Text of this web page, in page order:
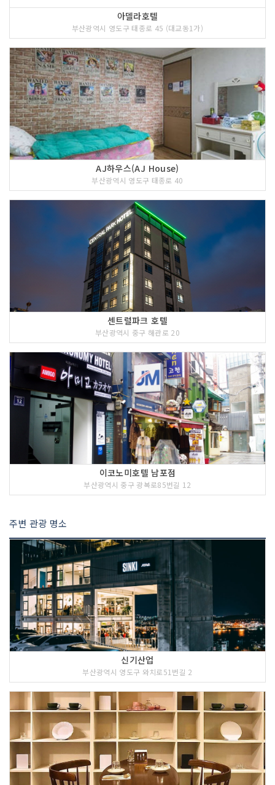
아델라호텔
부산광역시 영도구 태종로 45 (대교동1가)
AJ하우스(AJ House)
부산광역시 영도구 태종로 40
센트럴파크 호텔
부산광역시 중구 해관로 20
이코노미호텔 남포점
부산광역시 중구 광복로85번길 12
주변 관광 명소
신기산업
부산광역시 영도구 와치로51번길 2